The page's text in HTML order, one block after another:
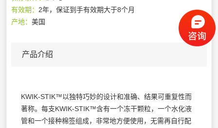
有效期： 2年，保证到手有效期大于8个月
产地：美国
产品介绍
KWIK-STIK™以独特巧妙的设计和准确、结果可重复性而
著称。每支KWIK-STIK™含有一个冻干颗粒，一个水化液
管和一个接种棉签组成，非常地方便使用，无需再自行配